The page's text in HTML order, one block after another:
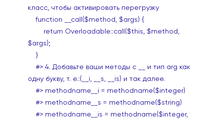
класс, чтобы активировать перегрузку
function __call($method, $args) {
return Overloadable::call($this, $method,
$args);
}
#> 4. Добавьте ваши методы с __ и тип arg как
одну букву, т. е.:(__i, __s, __is) и так далее.
#> methodname__i = methodname($integer)
#> methodname__s = methodname($string)
#> methodname__is = methodname($integer,